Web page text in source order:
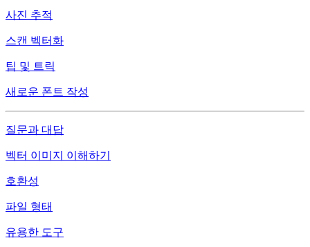
사진 추적
스캔 벡터화
팁 및 트릭
새로운 폰트 작성
질문과 대답
벡터 이미지 이해하기
호환성
파일 형태
유용한 도구